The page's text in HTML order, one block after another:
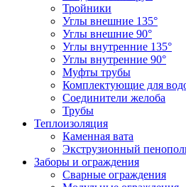
Тройники
Углы внешние 135°
Углы внешние 90°
Углы внутренние 135°
Углы внутренние 90°
Муфты трубы
Комплектующие для
Соединители желоба
Трубы
Теплоизоляция
Каменная вата
Экструзионный
Заборы и ограждения
Сварные ограждения